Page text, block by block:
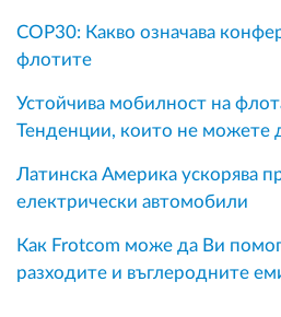
COP30: Какво означава
флотите
Устойчива мобилност на
Тенденции, които не можете
Латинска Америка ускорява
електрически автомобили
Как Frotcom може да Ви
разходите и въглеродните